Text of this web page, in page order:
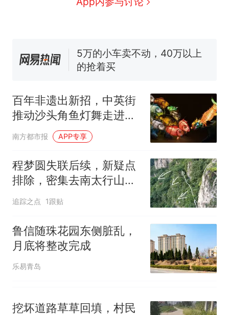
热 十多万人报名的考试，成绩
全部作废，公平么？
家，刚改国名，总统就邀请中
国大使骑行绕了几乎整个国境
线一圈，还曾两次到中国寻根
搬家报价570元，搬到楼下交
5060元才肯搬上楼！女子傻眼
了……
视频丨只要一枚命中就能让航
空调24小时开着反而更省电？
电力部门回应
5万的小车卖不动，40万以上
全部作废，公平么？
百年非遗出新招，中英街
推动沙头角鱼灯舞走进生
活
南方都市报 APP专享
程梦圆失联后续，新疑点
排除，密集去南太行山，
或与所学专业有关
追踪之点 1跟贴
鲁信随珠花园东侧脏乱，
月底将整改完成
乐易青岛
挖坏道路草草回填，村民